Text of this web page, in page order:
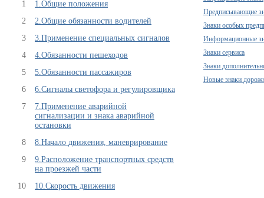
1
1.Общие положения
2
2.Общие обязанности водителей
3
3.Применение специальных сигналов
4
4.Обязанности пешеходов
5
5.Обязанности пассажиров
6
6.Сигналы светофора и регулировщика
7
7.Применение аварийной
сигнализации и знака аварийной
остановки
8
8.Начало движения, маневрирование
9
9.Расположение транспортных средств
на проезжей части
10
10.Скорость движения
Предписывающие
Знаки особых
Информационные
Знаки сервиса
Знаки
Новые знаки